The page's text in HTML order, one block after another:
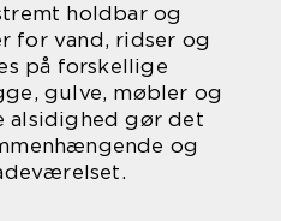
holdbar og
for vand, ridser og
på forskellige
gulve, møbler og
alsidighed gør det
og